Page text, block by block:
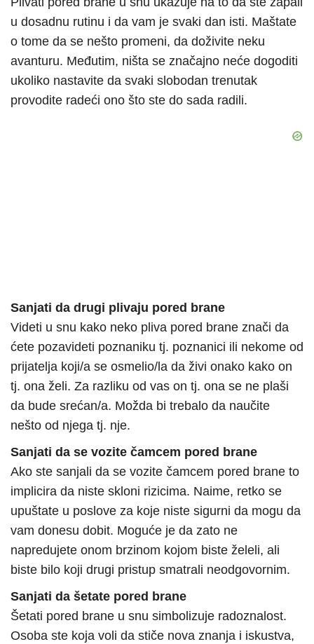
u dosadnu rutinu i da vam je svaki dan isti. Maštate
o tome da se nešto promeni, da doživite neku
avanturu. Međutim, ništa se značajno neće dogoditi
ukoliko nastavite da svaki slobodan trenutak
provodite radeći ono što ste do sada radili.
Sanjati da drugi plivaju pored brane
Videti u snu kako neko pliva pored brane znači da
ćete pozavideti poznaniku tj. poznanici ili nekome od
prijatelja koji/a se osmelio/la da živi onako kako on
tj. ona želi. Za razliku od vas on tj. ona se ne plaši
da bude srećan/a. Možda bi trebalo da naučite
nešto od njega tj. nje.
Sanjati da se vozite čamcem pored brane
Ako ste sanjali da se vozite čamcem pored brane to
implicira da niste skloni rizicima. Naime, retko se
upuštate u poslove za koje niste sigurni da mogu da
vam donesu dobit. Moguće je da zato ne
napredujete onom brzinom kojom biste želeli, ali
biste bilo koji drugi pristup smatrali neodgovornim.
Sanjati da šetate pored brane
Šetati pored brane u snu simbolizuje radoznalost.
Osoba ste koja voli da stiče nova znanja i iskustva,